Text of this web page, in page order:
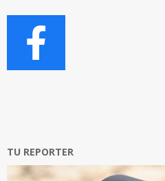
TU REPORTER